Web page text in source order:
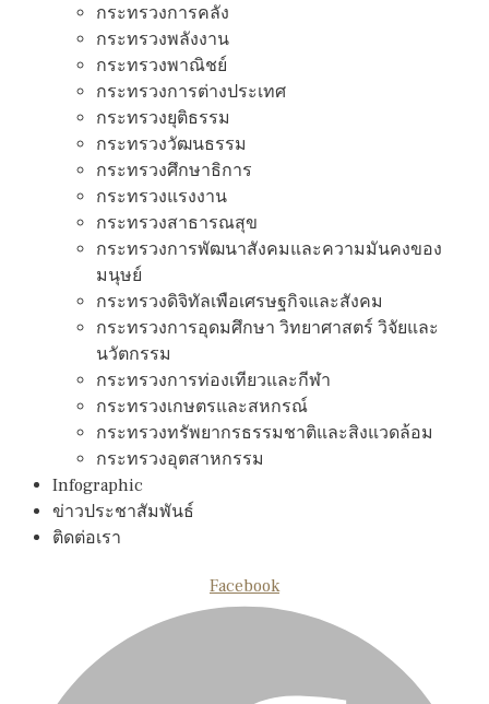
กระทรวงการคลัง
กระทรวงพลังงาน
กระทรวงพาณิชย์
กระทรวงการต่างประเทศ
กระทรวงยุติธรรม
กระทรวงวัฒนธรรม
กระทรวงศึกษาธิการ
กระทรวงแรงงาน
กระทรวงสาธารณสุข
กระทรวงการพัฒนาสังคมและความมันคงของ
มนุษย์
กระทรวงดิจิทัลเพือเศรษฐกิจและสังคม
กระทรวงการอุดมศึกษา วิทยาศาสตร์ วิจัยและ
นวัตกรรม
กระทรวงการท่องเทียวและกีฬา
กระทรวงเกษตรและสหกรณ์
กระทรวงทรัพยากรธรรมชาติและสิงแวดล้อม
กระทรวงอุตสาหกรรม
Infographic
ข่าวประชาสัมพันธ์
ติดต่อเรา
Facebook